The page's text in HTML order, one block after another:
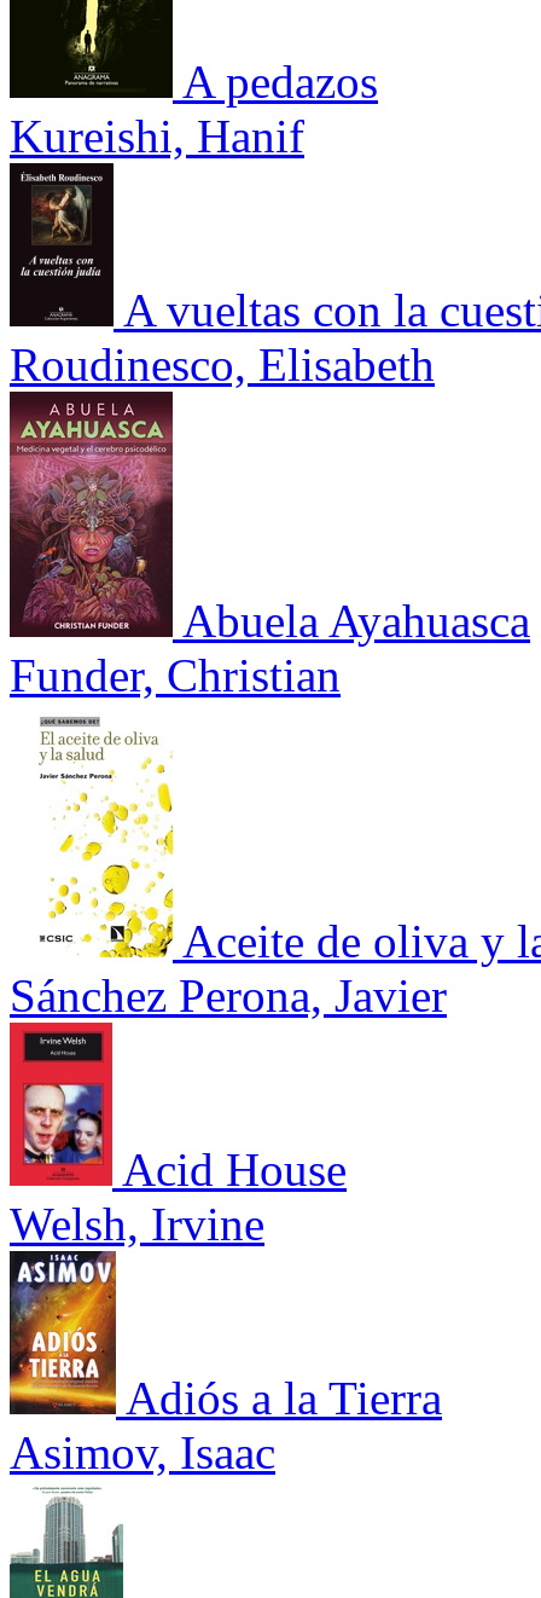
A pedazos
Kureishi, Hanif
A vueltas con la
Roudinesco, Elisabeth
Abuela Ayahuasca
Funder, Christian
Aceite de oliva y
Sánchez Perona, Javier
Acid House
Welsh, Irvine
Adiós a la Tierra
Asimov, Isaac